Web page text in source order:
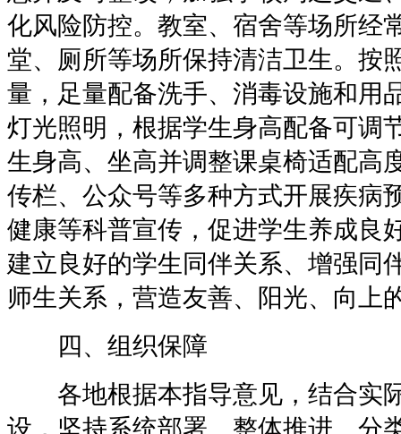
化风险防控。教室、宿舍等场所经
堂、厕所等场所保持清洁卫生。按
量，足量配备洗手、消毒设施和用
灯光照明，根据学生身高配备可调
生身高、坐高并调整课桌椅适配高
传栏、公众号等多种方式开展疾病
健康等科普宣传，促进学生养成良
建立良好的学生同伴关系、增强同
师生关系，营造友善、阳光、向上
四、组织保障
各地根据本指导意见，结合实